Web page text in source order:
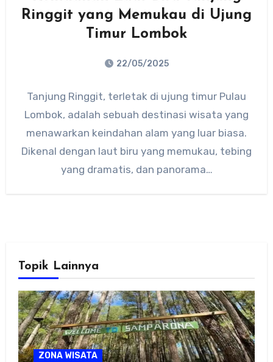
Ringgit yang Memukau di Ujung
Timur Lombok
22/05/2025
Comments
Tanjung Ringgit, terletak di ujung timur Pulau
Lombok, adalah sebuah destinasi wisata yang
menawarkan keindahan alam yang luar biasa.
Dikenal dengan laut biru yang memukau, tebing
yang dramatis, dan panorama…
Topik Lainnya
ZONA WISATA